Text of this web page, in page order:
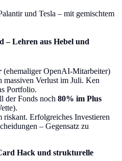
und Tesla – mit gemischtem
– Lehren aus Hebel und
(ehemaliger OpenAI-Mitarbeiter)
Verlust im Juli. Ken
Portfolio.
der Fonds noch 80% im Plus
riskant. Erfolgreiches Investieren
– Gegensatz zu
Hack und strukturelle